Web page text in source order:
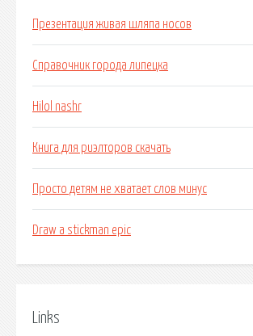
Презентация живая шляпа носов
Справочник города липецка
Hilol nashr
Книга для риэлторов скачать
Просто детям не хватает слов минус
Draw a stickman epic
Links